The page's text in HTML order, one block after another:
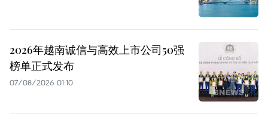
2026年越南诚信与高效上市公司50强
榜单正式发布
07/08/2026 01:10